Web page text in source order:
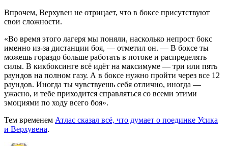
Впрочем, Верхувен не отрицает, что в боксе присутствуют
свои сложности.
«Во время этого лагеря мы поняли, насколько непрост бокс
именно из-за дистанции боя, — отметил он. — В боксе ты
можешь гораздо больше работать в потоке и распределять
силы. В кикбоксинге всё идёт на максимуме — три или пять
раундов на полном газу. А в боксе нужно пройти через все 12
раундов. Иногда ты чувствуешь себя отлично, иногда —
ужасно, и тебе приходится справляться со всеми этими
эмоциями по ходу всего боя».
Тем временем Атлас сказал всё, что думает о поединке Усика
и Верхувена.